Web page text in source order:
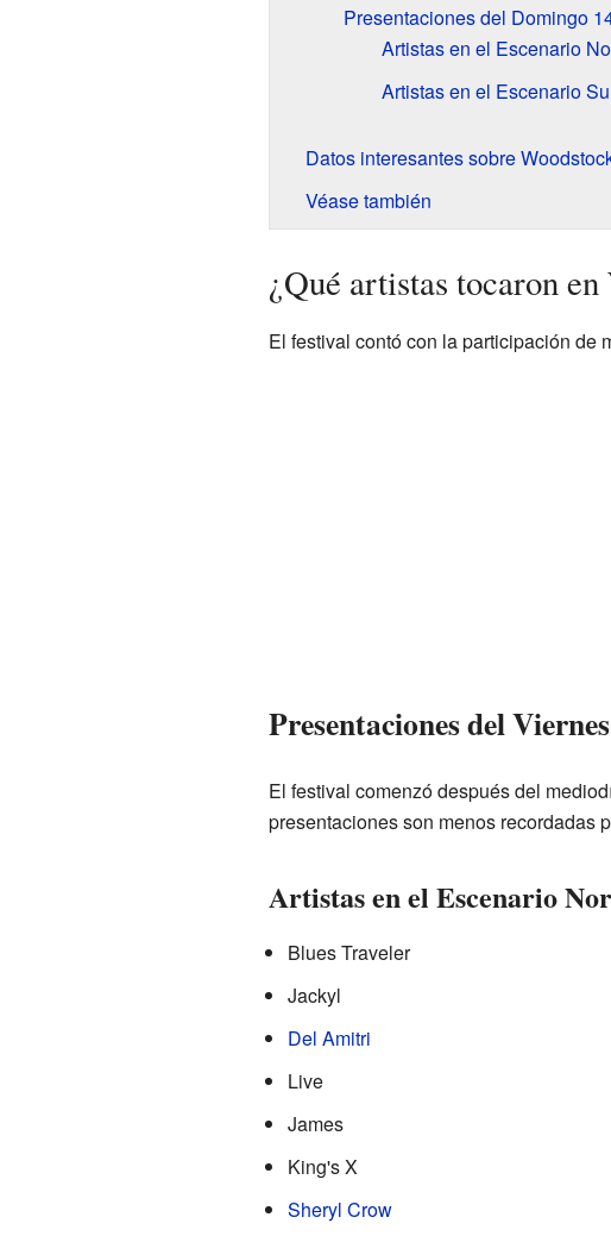
Presentaciones del Domingo
Artistas en el Escenario
Artistas en el Escenario
Datos interesantes sobre
Véase también
¿Qué artistas tocaron
El festival contó con la participación de
Presentaciones del
El festival comenzó después del
presentaciones son menos recordadas
Artistas en el Escenario
Blues Traveler
Jackyl
Del Amitri
Live
James
King's X
Sheryl Crow